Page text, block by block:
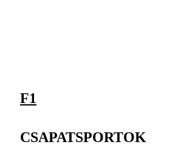
F1
CSAPATSPORTOK